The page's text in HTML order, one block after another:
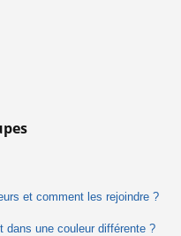
et comment les rejoindre ?
dans une couleur différente ?